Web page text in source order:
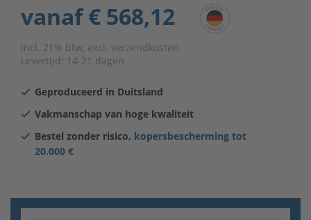
vanaf€ 568,12
incl. 21% btw, excl. verzendkosten
Levertijd: 14-21 dagen
Geproduceerd in Duitsland
Vakmanschap van hoge kwaliteit
Bestel zonder risico, kopersbescherming tot
20.000 €